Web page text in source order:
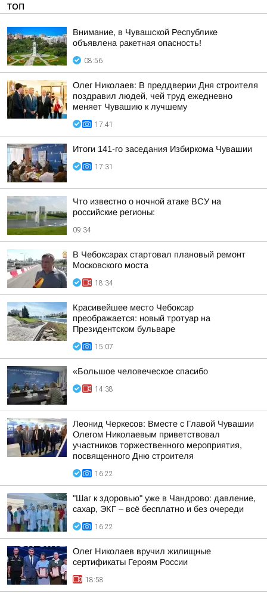
ТОП
Внимание, в Чувашской Республике
объявлена ракетная опасность!
08:56
Олег Николаев: В преддверии Дня строителя
поздравил людей, чей труд ежедневно
меняет Чувашию к лучшему
17:41
Итоги 141-го заседания Избиркома Чувашии
17:31
Что известно о ночной атаке ВСУ на
российские регионы:
09:34
В Чебоксарах стартовал плановый ремонт
Московского моста
18:34
Красивейшее место Чебоксар
преображается: новый тротуар на
Президентском бульваре
15:07
«Большое человеческое спасибо
14:38
Леонид Черкесов: Вместе с Главой Чувашии
Олегом Николаевым приветствовал
участников торжественного мероприятия,
посвященного Дню строителя
16:22
"Шаг к здоровью" уже в Чандрово: давление,
сахар, ЭКГ – всё бесплатно и без очереди
16:22
Олег Николаев вручил жилищные
сертификаты Героям России
18:58